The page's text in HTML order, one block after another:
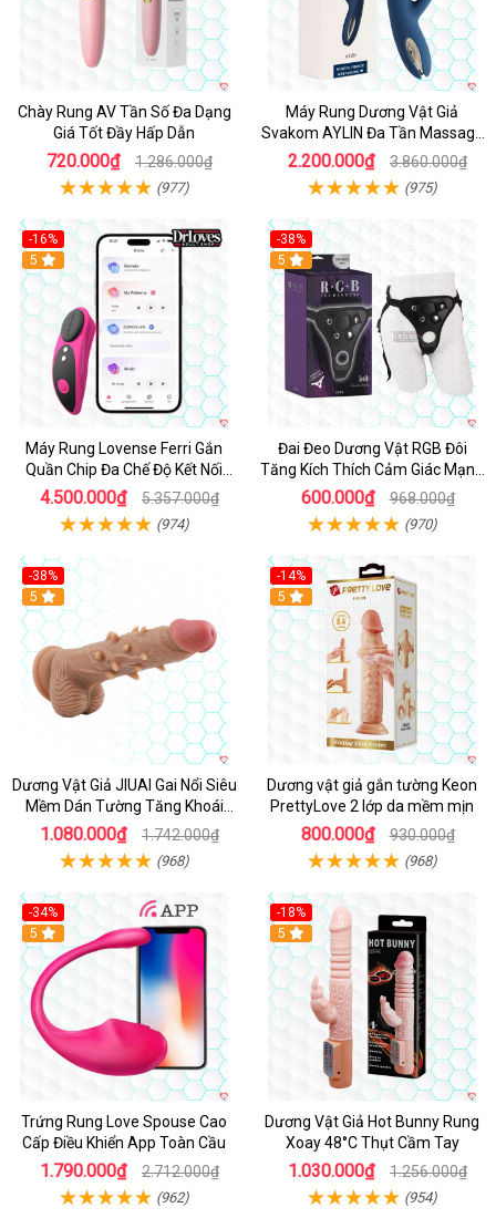
Chày Rung AV Tần Số Đa Dạng
Giá Tốt Đầy Hấp Dẫn
720.000₫ 1.286.000₫
(977)
Máy Rung Dương Vật Giả
Svakom AYLIN Đa Tần Massage
Sướng
2.200.000₫ 3.860.000₫
(975)
-16%
Hot
5
Máy Rung Lovense Ferri Gắn
Quần Chip Đa Chế Độ Kết Nối
App
4.500.000₫ 5.357.000₫
(974)
-38%
Hot
5
Đai Đeo Dương Vật RGB Đôi
Tăng Kích Thích Cảm Giác Mạnh
Mẽ
600.000₫ 968.000₫
(970)
-38%
5
Dương Vật Giả JIUAI Gai Nổi Siêu
Mềm Dán Tường Tăng Khoái
Cảm
1.080.000₫ 1.742.000₫
(968)
-14%
5
Dương vật giả gắn tường Keon
PrettyLove 2 lớp da mềm mịn
800.000₫ 930.000₫
(968)
-34%
5
Trứng Rung Love Spouse Cao
Cấp Điều Khiển App Toàn Cầu
1.790.000₫ 2.712.000₫
(962)
-18%
Hot
5
Dương Vật Giả Hot Bunny Rung
Xoay 48°C Thụt Cầm Tay
1.030.000₫ 1.256.000₫
(954)